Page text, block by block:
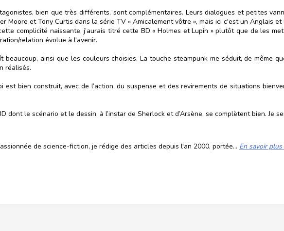
bien que très différents, sont complémentaires. Leurs dialogues et petites
Moore et Tony Curtis dans la série TV « Amicalement vôtre », mais ici c'est un Anglais
complicité naissante, j’aurais titré cette BD « Holmes et Lupin » plutôt que de les
relation évolue à l'avenir.
beaucoup, ainsi que les couleurs choisies. La touche steampunk me séduit, de même
réalisés.
est bien construit, avec de l’action, du suspense et des revirements de situations
dont le scénario et le dessin, à l’instar de Sherlock et d’Arsène, se complètent bien. Je
de science-fiction, je rédige des articles depuis l'an 2000, portée... En savoir